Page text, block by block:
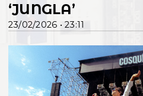
23/02/2026 • 23:11
‘JUNGLA’